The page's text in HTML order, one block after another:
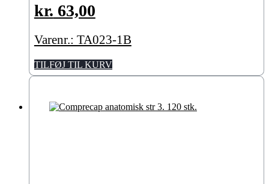
kr. 63,00
Varenr.: TA023-1B
TILFØJ TIL KURV